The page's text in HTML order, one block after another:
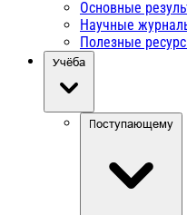
Основные
Научные
Полезные
Учёба
Поступающему